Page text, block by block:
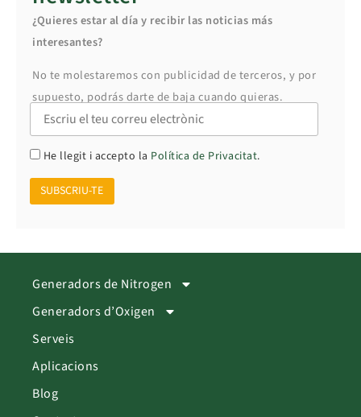
¿Quieres estar al día y recibir las noticias más
interesantes?
No te molestaremos con publicidad de terceros, y por
supuesto, podrás darte de baja cuando quieras.
He llegit i accepto la Política de Privacitat.
Generadors de Nitrogen
Generadors d’Oxigen
Serveis
Aplicacions
Blog